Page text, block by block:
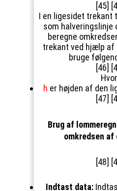
[45]
I en ligesidet trekant
som halveringslinje
beregne
trekant ved hjælp af
bruge
[46]
h er højden af den
[47]
Brug af
omkredsen
[48]
Indtast data: